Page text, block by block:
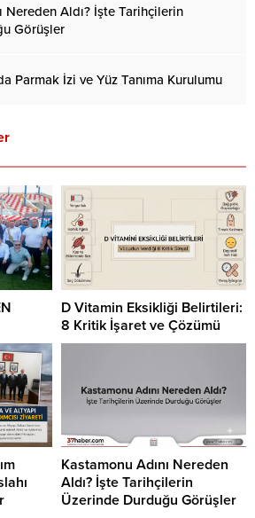
Nereden Aldı? İşte Tarihçilerin
Görüşler
Parmak İzi ve Yüz Tanıma Kurulumu
D Vitamin Eksikliği Belirtileri:
8 Kritik İşaret ve Çözümü
Kastamonu Adını Nereden
Aldı? İşte Tarihçilerin
Üzerinde Durduğu Görüşler